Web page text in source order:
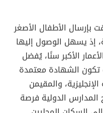
بإرسال الأطفال الأصغر
إذ يسهل الوصول إليها
الأكبر سنًا، يُفضل
تكون الشهادة معتمدة
والمقيمن
الدولية فرصة